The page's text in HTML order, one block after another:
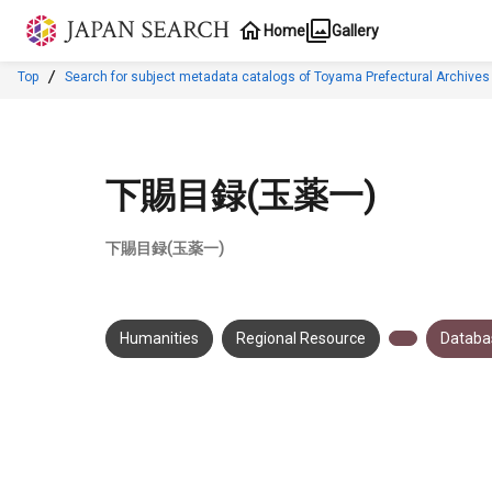
Jump to main content
Home Gallery
Top Search for subject metadata catalogs of Toyama Prefectural Archives
下賜目録(玉薬一)
下賜目録(玉薬一)
Humanities Regional Resource